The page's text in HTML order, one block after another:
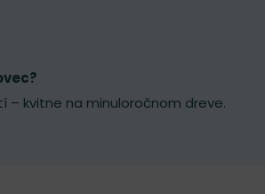
– kvitne na minuloročnom dreve.